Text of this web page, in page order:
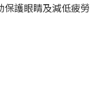
保護眼睛及減低疲勞